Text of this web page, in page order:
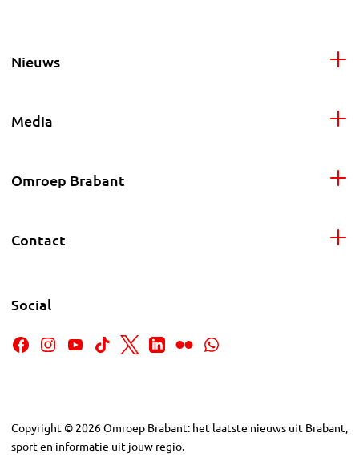
Nieuws
Media
Omroep Brabant
Contact
Social
Copyright © 2026Omroep Brabant: het laatste nieuws uit Brabant,
sport en informatie uit jouw regio.